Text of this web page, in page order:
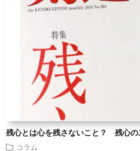
残心とは心を残さないこと？ 残心の
コラム